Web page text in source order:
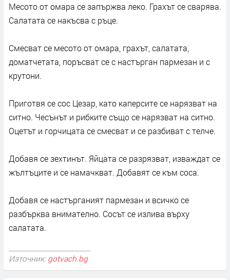
Месото от омара се запържва леко. Грахът се сварява.
Салатата се накъсва с ръце.
Смесват се месото от омара, грахът, салатата,
доматчетата, поръсват се с настърган пармезан и с
крутони.
Приготвя се сос Цезар, като каперсите се нарязват на
ситно. Чесънът и рибките също се нарязват на ситно.
Оцетът и горчицата се смесват и се разбиват с телче.
Добавя се зехтинът. Яйцата се разрязват, изваждат се
жълтъците и се намачкват. Добавят се към соса.
Добавя се настърганият пармезан и всичко се
разбърква внимателно. Сосът се излива върху
салатата.
Източник: gotvach.bg